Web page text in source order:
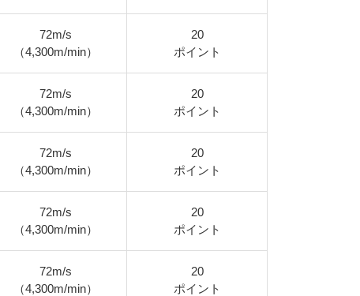
72m/s
（4,300m/min）
20
ポイント
72m/s
（4,300m/min）
20
ポイント
72m/s
（4,300m/min）
20
ポイント
72m/s
（4,300m/min）
20
ポイント
72m/s
（4,300m/min）
20
ポイント